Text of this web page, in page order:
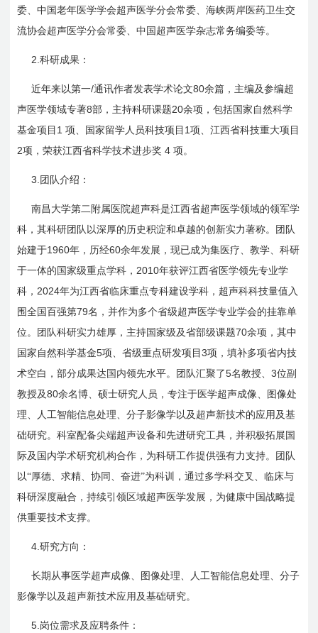
委、中国老年医学学会超声医学分会常委、海峡两岸医药卫生交
流协会超声医学分会常委、中国超声医学杂志常务编委等。
2.科研成果：
近年来以第一/通讯作者发表学术论文80余篇，主编及参编超
声医学领域专著8部，主持科研课题20余项，包括国家自然科学
基金项目 1项、国家留学人员科技项目 1项、江西省科技重大项目
2项，荣获江西省科学技术进步奖 4项。
3. 团队介绍：
南昌大学第二附属医院超声科是江西省超声医学领域的领军学
科，其科研团队以深厚的历史积淀和卓越的创新实力著称。团队
始建于1960年，历经60余年发展，现已成为集医疗、教学、科研
于一体的国家级重点学科， 2010年获评江西省医学领先专业学
科， 2024年为江西省临床重点专科建设学科，超声科科技量值入
围全国百强第79名，并作为多个省级超声医学专业学会的挂靠单
位。团队科研实力雄厚，主持国家级及省部级课题70余项，其中
国家自然科学基金5项、省级重点研发项目3项，填补多项省内技
术空白，部分成果达国内领先水平。团队汇聚了5名教授、3位副
教授及80余名博、硕士研究人员，专注于医学超声成像、图像处
理、人工智能信息处理、分子影像学以及超声新技术的应用及基
础研究。科室配备尖端超声设备和先进研究工具，并积极拓展国
际及国内学术研究机构合作，为科研工作提供强有力支持。团队
以“厚德、求精、协同、奋进”为科训，通过多学科交叉、临床与
科研深度融合，持续引领区域超声医学发展，为健康中国战略提
供重要技术支撑。
4.研究方向：
长期从事医学超声成像、图像处理、人工智能信息处理、分子
影像学以及超声新技术应用及基础研究。
5. 岗位需求及应聘条件：